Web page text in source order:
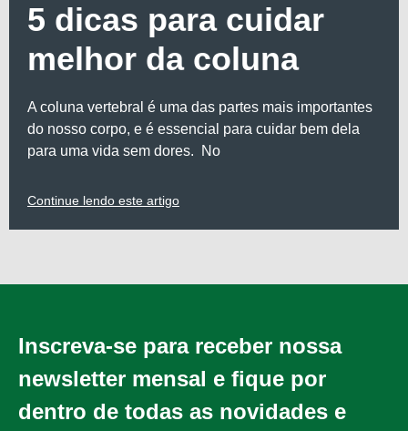
5 dicas para cuidar
melhor da coluna
A coluna vertebral é uma das partes mais importantes
do nosso corpo, e é essencial para cuidar bem dela
para uma vida sem dores. No
Continue lendo este artigo
Inscreva-se para receber nossa
newsletter mensal e fique por
dentro de todas as novidades e